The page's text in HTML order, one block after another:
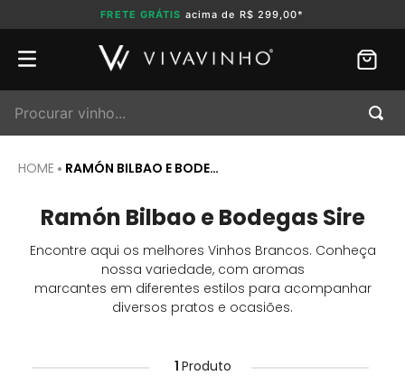
FRETE GRÁTIS acima de R$ 299,00*
RAMÓN BILBAO E BODEGAS SIRE
Ramón Bilbao e Bodegas Sire
Encontre aqui os melhores Vinhos Brancos. Conheça
nossa variedade, com aromas
marcantes em diferentes estilos para acompanhar
diversos pratos e ocasiões.
1 Produto